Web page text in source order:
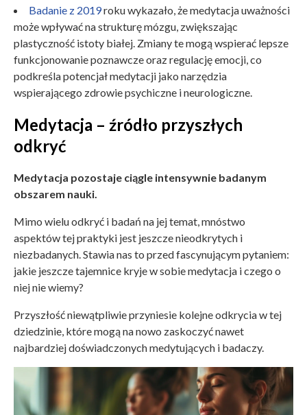
Badanie z 2019roku wykazało, że medytacja uważności
może wpływać na strukturę mózgu, zwiększając
plastyczność istoty białej. Zmiany te mogą wspierać lepsze
funkcjonowanie poznawcze oraz regulację emocji, co
podkreśla potencjał medytacji jako narzędzia
wspierającego zdrowie psychiczne i neurologiczne.
Medytacja – źródło przyszłych
odkryć
Medytacja pozostaje ciągle intensywnie badanym
obszarem nauki.
Mimo wielu odkryć i badań na jej temat, mnóstwo
aspektów tej praktyki jest jeszcze nieodkrytych i
niezbadanych. Stawia nas to przed fascynującym pytaniem:
jakie jeszcze tajemnice kryje w sobie medytacja i czego o
niej nie wiemy?
Przyszłość niewątpliwie przyniesie kolejne odkrycia w tej
dziedzinie, które mogą na nowo zaskoczyć nawet
najbardziej doświadczonych medytujących i badaczy.